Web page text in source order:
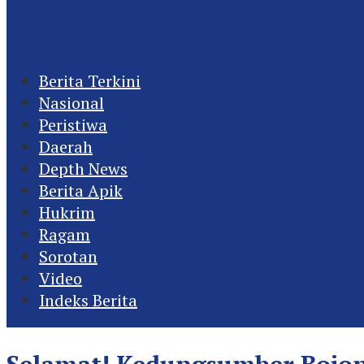
Berita Terkini
Nasional
Peristiwa
Daerah
Depth News
Berita Apik
Hukrim
Ragam
Sorotan
Video
Indeks Berita